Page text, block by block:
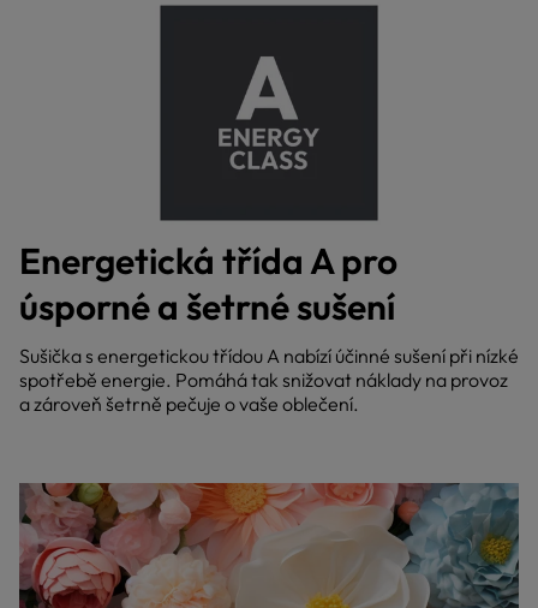
Energetická třída A pro
úsporné a šetrné sušení
Sušička s energetickou třídou A nabízí účinné sušení při nízké
spotřebě energie. Pomáhá tak snižovat náklady na provoz
a zároveň šetrně pečuje o vaše oblečení.